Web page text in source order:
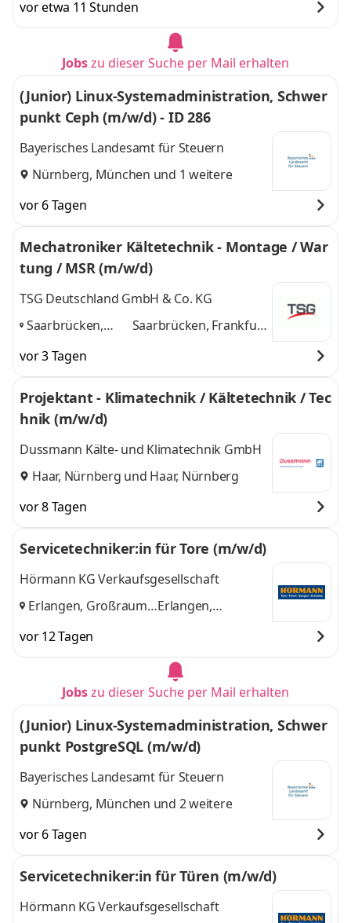
vor etwa 11 Stunden
Jobszu dieser Suche per Mail erhalten
(Junior) Linux-Systemadministration, Schwer
punkt Ceph (m/w/d) - ID 286
Bayerisches Landesamt für Steuern
Nürnberg, München und 1 weitere
vor 6 Tagen
Mechatroniker Kältetechnik - Montage / War
tung / MSR (m/w/d)
TSG Deutschland GmbH & Co. KG
Saarbrücken,
Main, Nürnberg
Saarbrücken, Frankfurt
vor 3 Tagen
Projektant - Klimatechnik / Kältetechnik / Tec
hnik (m/w/d)
Dussmann Kälte- und Klimatechnik GmbH
Haar, Nürnberg und Haar, Nürnberg
vor 8 Tagen
Servicetechniker:in für Tore (m/w/d)
Hörmann KG Verkaufsgesellschaft
Erlangen, Großraum
Erlangen,
vor 12 Tagen
Jobszu dieser Suche per Mail erhalten
(Junior) Linux-Systemadministration, Schwer
punkt PostgreSQL (m/w/d)
Bayerisches Landesamt für Steuern
Nürnberg, München und 2 weitere
vor 6 Tagen
Servicetechniker:in für Türen (m/w/d)
Hörmann KG Verkaufsgesellschaft